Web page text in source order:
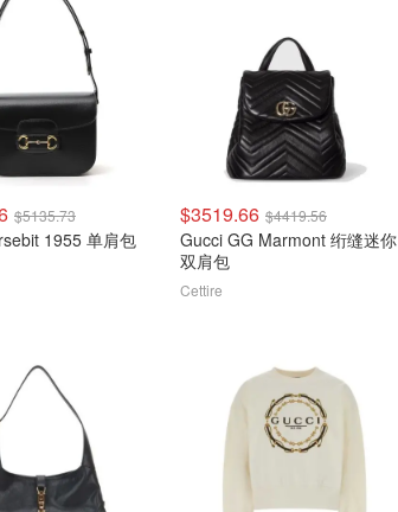
$5135.73
1955 单肩包
$3519.66 $4419.56
Gucci GG Marmont 绗缝迷你
双肩包
Cettire